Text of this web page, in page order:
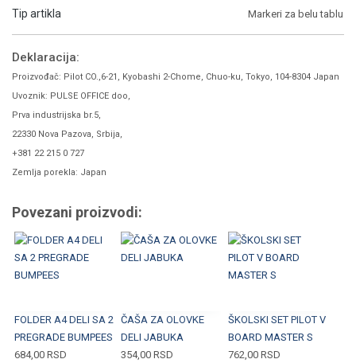
Tip artikla Markeri za belu tablu
Deklaracija:
Proizvođač: Pilot CO.,6-21, Kyobashi 2-Chome, Chuo-ku, Tokyo, 104-8304 Japan
Uvoznik: PULSE OFFICE doo,
Prva industrijska br.5,
22330 Nova Pazova, Srbija,
+381 22 215 0 727
Zemlja porekla: Japan
Povezani proizvodi:
FOLDER A4 DELI SA 2
PREGRADE BUMPEES
684,00 RSD
ČAŠA ZA OLOVKE
DELI JABUKA
354,00RSD
ŠKOLSKI SET PILOT V
BOARD MASTER S
762,00 RSD